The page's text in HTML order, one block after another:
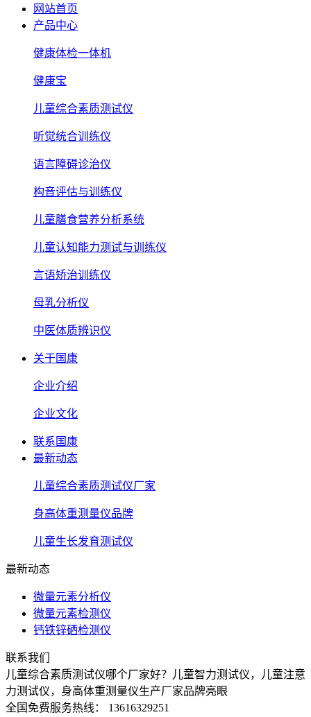
网站首页
产品中心
健康体检一体机
健康宝
儿童综合素质测试仪
听觉统合训练仪
语言障碍诊治仪
构音评估与训练仪
儿童膳食营养分析系统
儿童认知能力测试与训练仪
言语矫治训练仪
母乳分析仪
中医体质辨识仪
关于国康
企业介绍
企业文化
联系国康
最新动态
儿童综合素质测试仪厂家
身高体重测量仪品牌
儿童生长发育测试仪
最新动态
微量元素分析仪
微量元素检测仪
钙铁锌硒检测仪
联系我们
儿童综合素质测试仪哪个厂家好？儿童智力测试仪，儿童注意
力测试仪，身高体重测量仪生产厂家品牌亮眼
全国免费服务热线： 13616329251